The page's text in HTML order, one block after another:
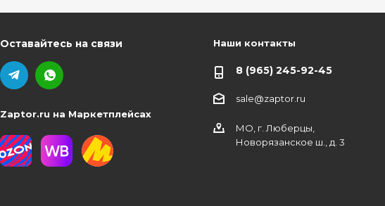
Оставайтесь на связи
Zaptor.ru на Маркетплейсах
Наши контакты
8 (965) 245-92-45
sale@zaptor.ru
МО, г. Люберцы,
Новорязанское ш., д. 3